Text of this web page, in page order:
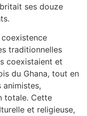
ses douze
traditionnelles
coexistaient et
du Ghana, tout en
animistes,
totale. Cette
et religieuse,